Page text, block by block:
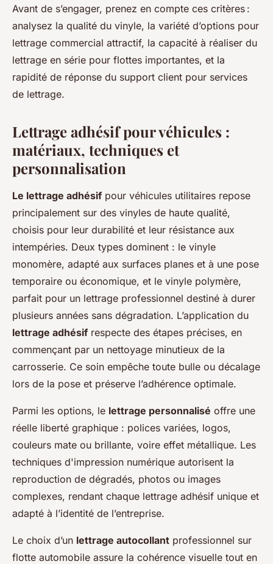
Avant de s’engager, prenez en compte ces critères :
analysez la qualité du vinyle, la variété d’options pour
lettrage commercial attractif, la capacité à réaliser du
lettrage en série pour flottes importantes, et la
rapidité de réponse du support client pour services
de lettrage.
Lettrage adhésif pour véhicules :
matériaux, techniques et
personnalisation
Le lettrage adhésif pour véhicules utilitaires repose
principalement sur des vinyles de haute qualité,
choisis pour leur durabilité et leur résistance aux
intempéries. Deux types dominent : le vinyle
monomère, adapté aux surfaces planes et à une pose
temporaire ou économique, et le vinyle polymère,
parfait pour un lettrage professionnel destiné à durer
plusieurs années sans dégradation. L’application du
lettrage adhésif respecte des étapes précises, en
commençant par un nettoyage minutieux de la
carrosserie. Ce soin empêche toute bulle ou décalage
lors de la pose et préserve l’adhérence optimale.
Parmi les options, le lettrage personnalisé offre une
réelle liberté graphique : polices variées, logos,
couleurs mate ou brillante, voire effet métallique. Les
techniques d'impression numérique autorisent la
reproduction de dégradés, photos ou images
complexes, rendant chaque lettrage adhésif unique et
adapté à l’identité de l’entreprise.
Le choix d’un lettrage autocollant professionnel sur
flotte automobile assure la cohérence visuelle tout en